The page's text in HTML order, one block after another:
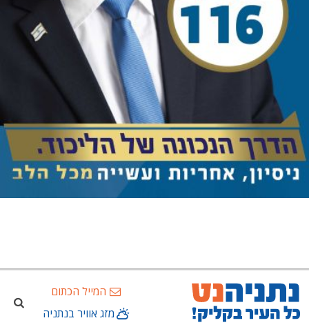
המייל הכתום
מזג אוויר בנתניה